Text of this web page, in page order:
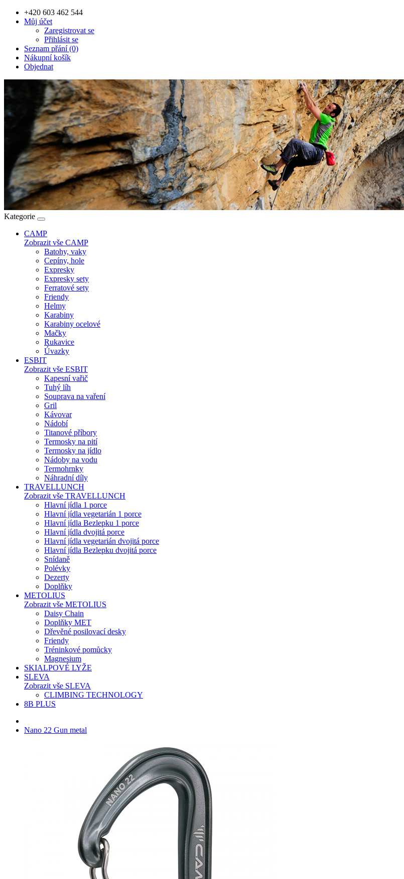
+420 603 462 544
Můj účet
Zaregistrovat se
Přihlásit se
Seznam přání (0)
Nákupní košík
Objednat
Kategorie
CAMP
Zobrazit vše CAMP
Batohy, vaky
Cepíny, hole
Expresky
Expresky sety
Ferratové sety
Friendy
Helmy
Karabiny
Karabiny ocelové
Mačky
Rukavice
Úvazky
ESBIT
Zobrazit vše ESBIT
Kapesní vařič
Tuhý líh
Souprava na vaření
Gril
Kávovar
Nádobí
Titanové příbory
Termosky na pití
Termosky na jídlo
Nádoby na vodu
Termohrnky
Náhradní díly
TRAVELLUNCH
Zobrazit vše TRAVELLUNCH
Hlavní jídla 1 porce
Hlavní jídla vegetarián 1 porce
Hlavní jídla Bezlepku 1 porce
Hlavní jídla dvojitá porce
Hlavní jídla vegetarián dvojitá porce
Hlavní jídla Bezlepku dvojitá porce
Snídaně
Polévky
Dezerty
Doplňky
METOLIUS
Zobrazit vše METOLIUS
Daisy Chain
Doplňky MET
Dřevěné posilovací desky
Friendy
Tréninkové pomůcky
Magnesium
SKIALPOVÉ LYŽE
SLEVA
Zobrazit vše SLEVA
CLIMBING TECHNOLOGY
8B PLUS
Nano 22 Gun metal